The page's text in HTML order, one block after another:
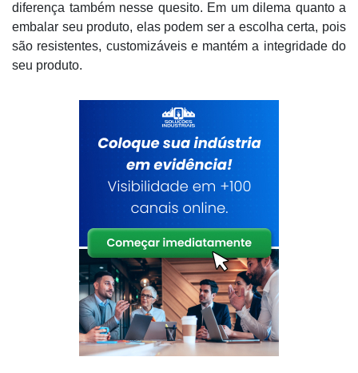
diferença também nesse quesito. Em um dilema quanto a
embalar seu produto, elas podem ser a escolha certa, pois
são resistentes, customizáveis e mantém a integridade do
seu produto.